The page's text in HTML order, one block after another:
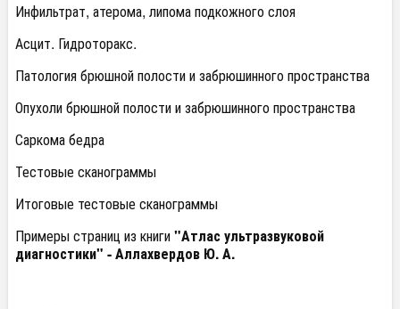
Инфильтрат, атерома, липома подкожного слоя
Асцит. Гидроторакс.
Патология брюшной полости и забрюшинного пространства
Опухоли брюшной полости и забрюшинного пространства
Саркома бедра
Тестовые сканограммы
Итоговые тестовые сканограммы
Примеры страниц из книги"Атлас ультразвуковой
диагностики" -Аллахвердов Ю. А.